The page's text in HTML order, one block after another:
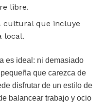
libre.
cultural que incluye
local.
es ideal: ni demasiado
que carezca de
disfrutar de un estilo de
balancear trabajo y ocio